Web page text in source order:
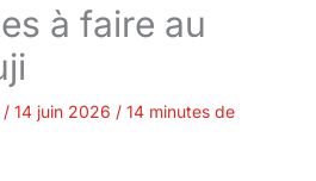
à faire au
/ 14 juin 2026 / 14 minutes de